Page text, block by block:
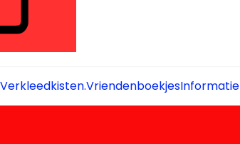
Verkleedkisten.VriendenboekjesInformatie